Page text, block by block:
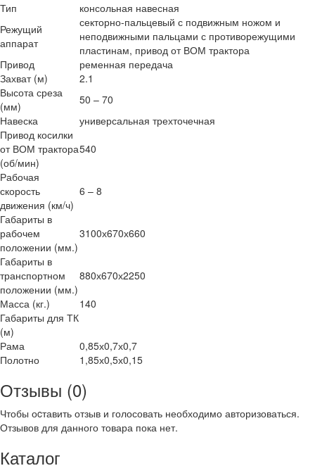
Тип
консольная навесная
Режущий
аппарат
секторно-пальцевый с подвижным ножом и
неподвижными пальцами с противорежущими
пластинам, привод от ВОМ трактора
Привод
ременная передача
Захват (м)
2.1
Высота среза
(мм)
50 – 70
Навеска
универсальная трехточечная
Привод косилки
от ВОМ трактора
(об/мин)
540
Рабочая
скорость
движения (км/ч)
6 – 8
Габариты в
рабочем
положении (мм.)
3100х670х660
Габариты в
транспортном
положении (мм.)
880х670х2250
Масса (кг.)
140
Габариты для ТК
(м)
Рама
0,85х0,7х0,7
Полотно
1,85х0,5х0,15
Отзывы (0)
Чтобы оcтавить отзыв и голосовать необходимо авторизоваться.
Отзывов для данного товара пока нет.
Каталог